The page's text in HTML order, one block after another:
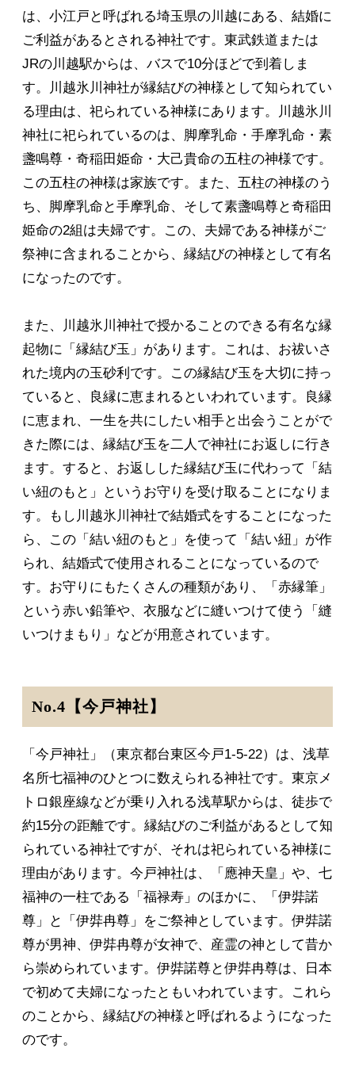
は、小江戸と呼ばれる埼玉県の川越にある、結婚に
ご利益があるとされる神社です。東武鉄道または
JRの川越駅からは、バスで10分ほどで到着しま
す。川越氷川神社が縁結びの神様として知られてい
る理由は、祀られている神様にあります。川越氷川
神社に祀られているのは、脚摩乳命・手摩乳命・素
盞鳴尊・奇稲田姫命・大己貴命の五柱の神様です。
この五柱の神様は家族です。また、五柱の神様のう
ち、脚摩乳命と手摩乳命、そして素盞鳴尊と奇稲田
姫命の2組は夫婦です。この、夫婦である神様がご
祭神に含まれることから、縁結びの神様として有名
になったのです。
また、川越氷川神社で授かることのできる有名な縁
起物に「縁結び玉」があります。これは、お祓いさ
れた境内の玉砂利です。この縁結び玉を大切に持っ
ていると、良縁に恵まれるといわれています。良縁
に恵まれ、一生を共にしたい相手と出会うことがで
きた際には、縁結び玉を二人で神社にお返しに行き
ます。すると、お返しした縁結び玉に代わって「結
い紐のもと」というお守りを受け取ることになりま
す。もし川越氷川神社で結婚式をすることになった
ら、この「結い紐のもと」を使って「結い紐」が作
られ、結婚式で使用されることになっているので
す。お守りにもたくさんの種類があり、「赤縁筆」
という赤い鉛筆や、衣服などに縫いつけて使う「縫
いつけまもり」などが用意されています。
No.4【今戸神社】
「今戸神社」（東京都台東区今戸1-5-22）は、浅草
名所七福神のひとつに数えられる神社です。東京メ
トロ銀座線などが乗り入れる浅草駅からは、徒歩で
約15分の距離です。縁結びのご利益があるとして知
られている神社ですが、それは祀られている神様に
理由があります。今戸神社は、「應神天皇」や、七
福神の一柱である「福禄寿」のほかに、「伊弉諾
尊」と「伊弉冉尊」をご祭神としています。伊弉諾
尊が男神、伊弉冉尊が女神で、産霊の神として昔か
ら崇められています。伊弉諾尊と伊弉冉尊は、日本
で初めて夫婦になったともいわれています。これら
のことから、縁結びの神様と呼ばれるようになった
のです。